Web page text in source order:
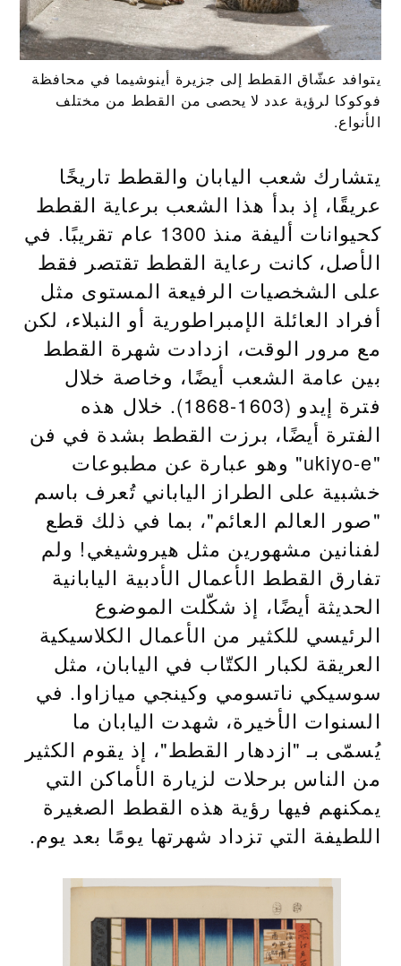
يتوافد عشّاق القطط إلى جزيرة أينوشيما في محافظة
فوكوكا لرؤية عدد لا يحصى من القطط من مختلف
الأنواع.
يتشارك شعب اليابان والقطط تاريخًا
عريقًا، إذ بدأ هذا الشعب برعاية القطط
كحيوانات أليفة منذ 1300 عام تقريبًا. في
الأصل، كانت رعاية القطط تقتصر فقط
على الشخصيات الرفيعة المستوى مثل
أفراد العائلة الإمبراطورية أو النبلاء، لكن
مع مرور الوقت، ازدادت شهرة القطط
بين عامة الشعب أيضًا، وخاصة خلال
فترة إيدو (1603-1868). خلال هذه
الفترة أيضًا، برزت القطط بشدة في فن
"ukiyo-e" وهو عبارة عن مطبوعات
خشبية على الطراز الياباني تُعرف باسم
"صور العالم العائم"، بما في ذلك قطع
لفنانين مشهورين مثل هيروشيغي! ولم
تفارق القطط الأعمال الأدبية اليابانية
الحديثة أيضًا، إذ شكّلت الموضوع
الرئيسي للكثير من الأعمال الكلاسيكية
العريقة لكبار الكتّاب في اليابان، مثل
سوسيكي ناتسومي وكينجي ميازاوا. في
السنوات الأخيرة، شهدت اليابان ما
يُسمّى بـ "ازدهار القطط"، إذ يقوم الكثير
من الناس برحلات لزيارة الأماكن التي
يمكنهم فيها رؤية هذه القطط الصغيرة
اللطيفة التي تزداد شهرتها يومًا بعد يوم.